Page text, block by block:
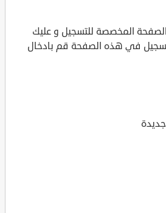
المخصصة للتسجيل و عليك
للتسجيل في هذه الصفحة قم بادخال